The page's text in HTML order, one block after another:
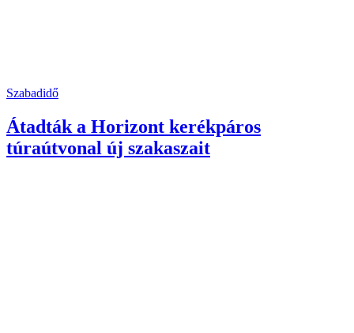
Szabadidő
Átadták a Horizont kerékpáros
túraútvonal új szakaszait